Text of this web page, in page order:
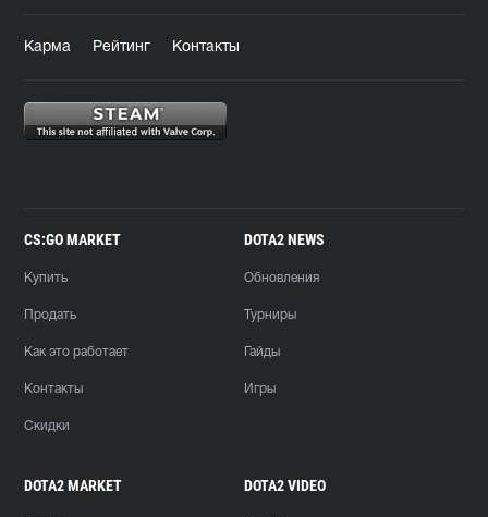
Карма Рейтинг Контакты
CS:GO MARKET
Купить
Продать
Как это работает
Контакты
Скидки
DOTA2 NEWS
Обновления
Турниры
Гайды
Игры
DOTA2 MARKET DOTA2 VIDEO